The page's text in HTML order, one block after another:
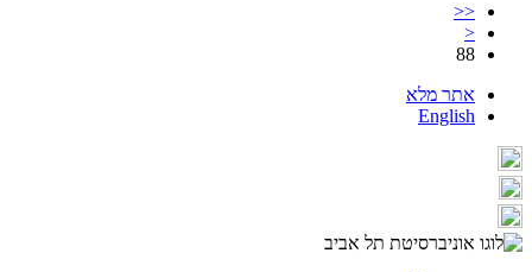
<<
<
88
אתר מלא
English